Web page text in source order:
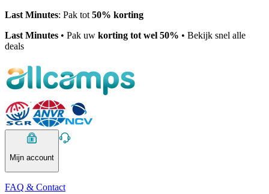
Last Minutes: Pak tot 50% korting
Last Minutes • Pak uw korting tot wel 50% • Bekijk snel alle
deals
Mijn account
FAQ & Contact